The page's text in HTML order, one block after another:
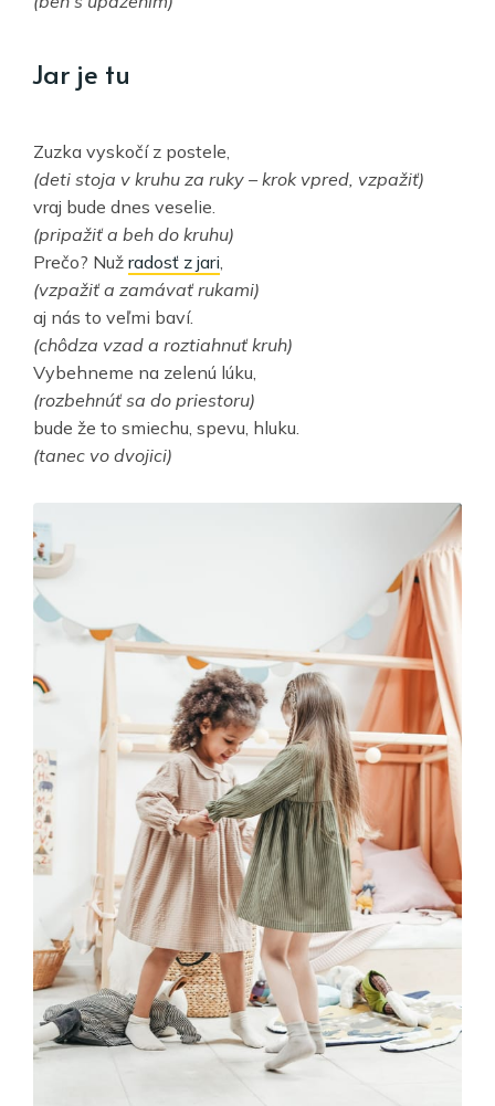
Jar je tu
Zuzka vyskočí z postele,
(deti stoja v kruhu za ruky – krok vpred, vzpažiť)
vraj bude dnes veselie.
(pripažiť a beh do kruhu)
Prečo? Nuž radosť z jari
(vzpažiť a zamávať rukami)
aj nás to veľmi baví.
(chôdza vzad a roztiahnuť kruh)
Vybehneme na zelenú lúku,
(rozbehnúť sa do priestoru)
bude že to smiechu, spevu, hluku.
(tanec vo dvojici)